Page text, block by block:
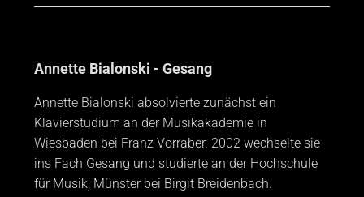
Annette Bialonski - Gesang
Annette Bialonski absolvierte zunächst ein
Klavierstudium an der Musikakademie in
Wiesbaden bei Franz Vorraber. 2002 wechselte sie
ins Fach Gesang und studierte an der Hochschule
für Musik, Münster bei Birgit Breidenbach.